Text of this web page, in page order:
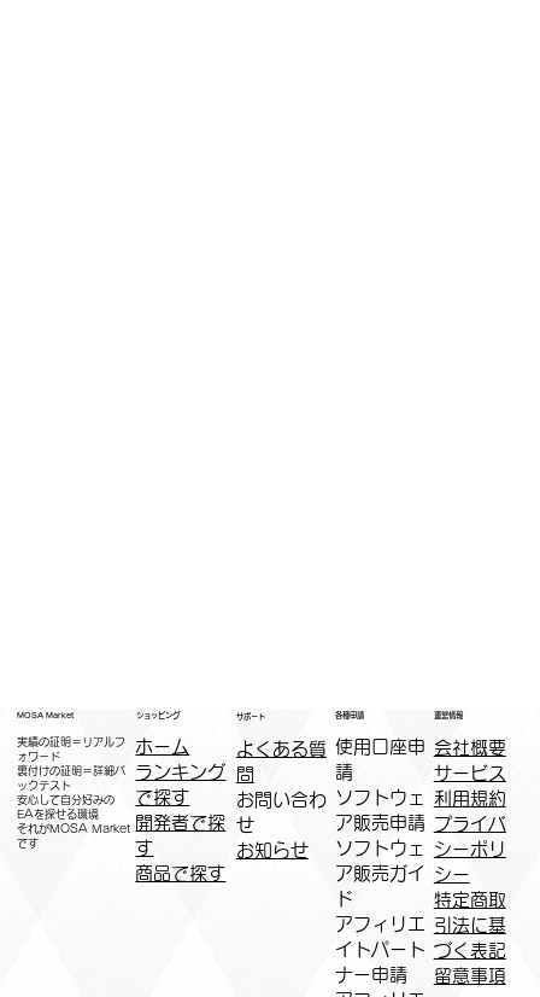
MOSA Market
実績の証明＝リアルフ
ォワード
裏付けの証明＝詳細バ
ックテスト
安心して自分好みの
EAを探せる環境
​それがMOSA Market
です
ショッピング
ホーム
ランキング
で探す
開発者で探
す
商品で探す
サポート
よくある質
問
お問い合わ
せ
お知らせ
各種申請
​使用口座申
請
ソフトウェ
ア販売申請
ソフトウェ
ア販売ガイ
ド
アフィリエ
イトパート
ナー申請​
運営情報
会社概要
サービス
利用規約
プライバ
シーポリ
シー
特定商取
引法に基
づく表記
​留意事項